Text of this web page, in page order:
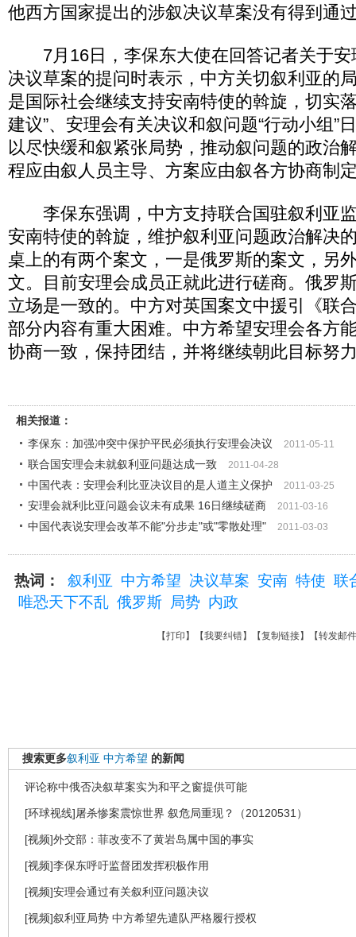
他西方国家提出的涉叙决议草案没有得到通
7月16日，李保东大使在回答记者关于安
决议草案的提问时表示，中方关切叙利亚的
是国际社会继续支持安南特使的斡旋，切实
建议”、安理会有关决议和叙问题“行动小组”
以尽快缓和叙紧张局势，推动叙问题的政治
程应由叙人员主导、方案应由叙各方协商制
李保东强调，中方支持联合国驻叙利亚
安南特使的斡旋，维护叙利亚问题政治解决
桌上的有两个案文，一是俄罗斯的案文，另
文。目前安理会成员正就此进行磋商。俄罗
立场是一致的。中方对英国案文中援引《联
部分内容有重大困难。中方希望安理会各方
协商一致，保持团结，并将继续朝此目标努
相关报道：
李保东：加强冲突中保护平民必须执行安理会决议
2011-05-11
联合国安理会未就叙利亚问题达成一致 2011-04-28
中国代表：安理会利比亚决议目的是人道主义保护 2011-03-25
安理会就利比亚问题会议未有成果 16日继续磋商 2011-03-16
中国代表说安理会改革不能"分步走"或"零散处理" 2011-03-03
热词： 叙利亚 中方希望 决议草案 安南 特使 联
唯恐天下不乱 俄罗斯 局势 内政
【打印 】【我要纠错】【复制链接】【转发邮件
搜索更多叙利亚 中方希望 的新闻
评论称中俄否决叙草案实为和平之窗提供可能
[环球视线]屠杀惨案震惊世界 叙危局重现？（20120531）
[视频]外交部：菲改变不了黄岩岛属中国的事实
[视频]李保东呼吁监督团发挥积极作用
[视频]安理会通过有关叙利亚问题决议
[视频]叙利亚局势 中方希望先遣队严格履行授权